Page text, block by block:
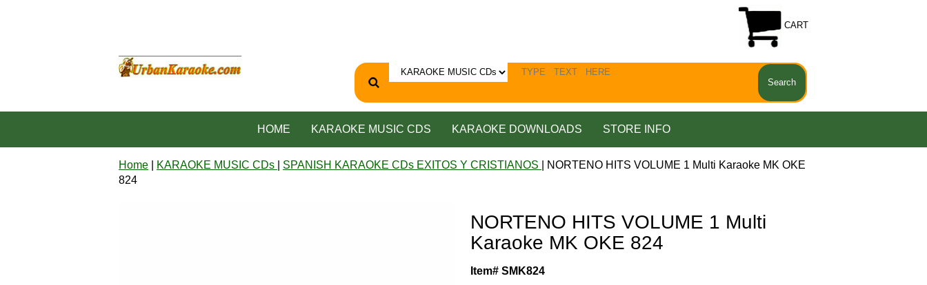
CART
HOME KARAOKE MUSIC CDS KARAOKE DOWNLOADS STORE INFO
Home KARAOKE MUSIC CDs SPANISH KARAOKE CDs EXITOS Y CRISTIANOS
| NORTENO HITS VOLUME 1 Multi Karaoke MK OKE
824
NORTENO HITS VOLUME 1 Multi
Karaoke MK OKE 824
Item# SMK824